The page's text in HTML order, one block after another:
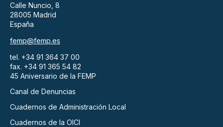
Calle Nuncio, 8
28005 Madrid
España
femp@femp.es
tel. +34 91 364 37 00
fax. +34 91 365 54 82
45 Aniversario de la FEMP
Canal de Denuncias
Cuadernos de Administración Local
Cuadernos de la OICI